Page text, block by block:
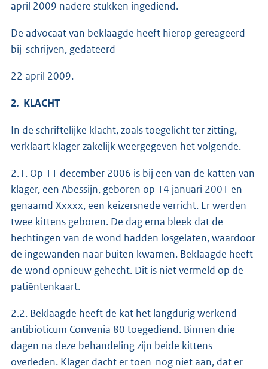
april 2009 nadere stukken ingediend.
De advocaat van beklaagde heeft hierop gereageerd
bij schrijven, gedateerd
22 april 2009.
2. KLACHT
In de schriftelijke klacht, zoals toegelicht ter zitting,
verklaart klager zakelijk weergegeven het volgende.
2.1. Op 11 december 2006 is bij een van de katten van
klager, een Abessijn, geboren op 14 januari 2001 en
genaamd Xxxxx, een keizersnede verricht. Er werden
twee kittens geboren. De dag erna bleek dat de
hechtingen van de wond hadden losgelaten, waardoor
de ingewanden naar buiten kwamen. Beklaagde heeft
de wond opnieuw gehecht. Dit is niet vermeld op de
patiëntenkaart.
2.2. Beklaagde heeft de kat het langdurig werkend
antibioticum Convenia 80 toegediend. Binnen drie
dagen na deze behandeling zijn beide kittens
overleden. Klager dacht er toen nog niet aan, dat er